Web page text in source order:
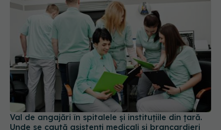
Val de angajări în spitalele și instituțiile din țară.
Unde se caută asistenți medicali și brancardieri
10 iul 2026, 08:51